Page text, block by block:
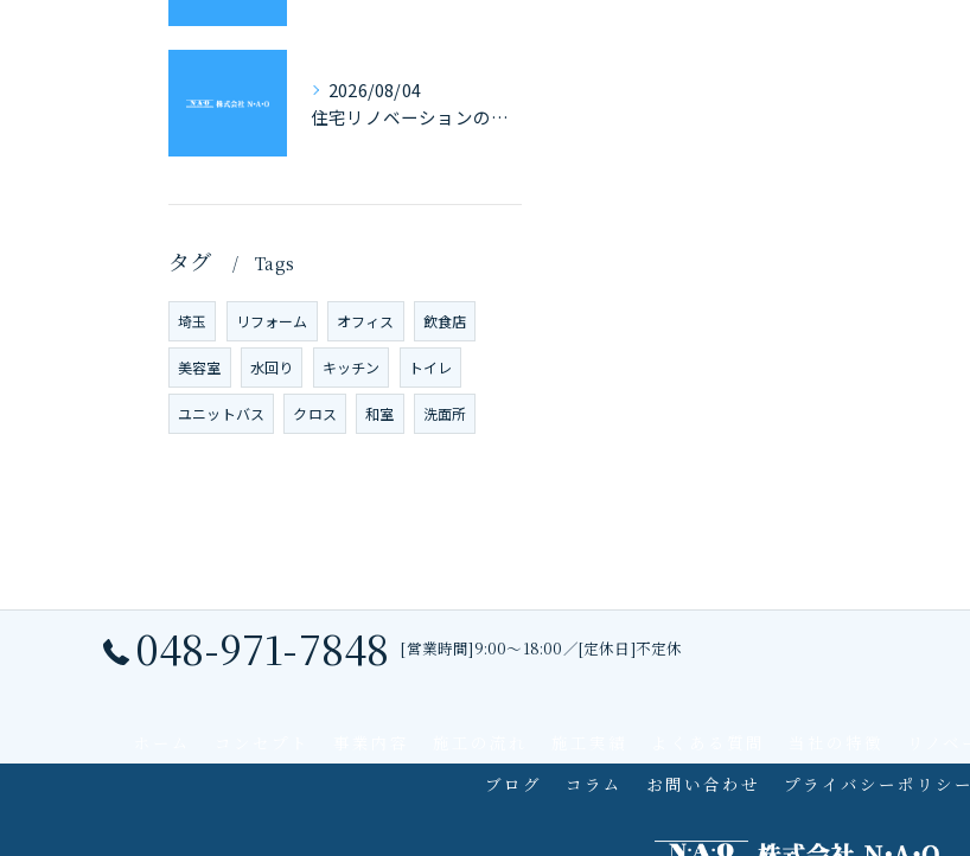
2026/08/04
住宅リノベーションの工期を埼玉県で計画的に進めるための全体スケジュール徹底解説
タグ Tags
埼玉 リフォーム オフィス 飲食店
美容室 水回り キッチン トイレ
ユニットバス クロス 和室 洗面所
048-971-7848 [営業時間]9:00～18:00／[定休日]不定休
ブログ
コラム お問い合わせ プライバシーポリシー